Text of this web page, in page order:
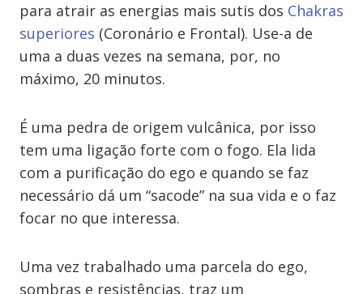
para atrair as energias mais sutis dos Chakras
superiores (Coronário e Frontal). Use-a de
uma a duas vezes na semana, por, no
máximo, 20 minutos.
É uma pedra de origem vulcânica, por isso
tem uma ligação forte com o fogo. Ela lida
com a purificação do ego e quando se faz
necessário dá um “sacode” na sua vida e o faz
focar no que interessa.
Uma vez trabalhado uma parcela do ego,
sombras e resistências, traz um